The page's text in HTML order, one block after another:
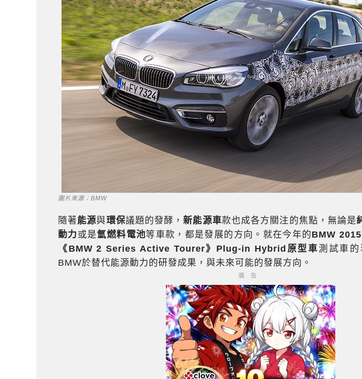
圖片來源：BMW
隨著能源與環保議題的發酵，新能源車款也成各方關注的焦點，無論是
動力 或是氫燃料電池等車款，都是發展的方向。就在今年的BMW
《BMW 2 Series Active Tourer》Plug-in Hybrid原型車 測試車
BMW於替代能源動力的研發成果，與未來可能的發展方向。
廣告